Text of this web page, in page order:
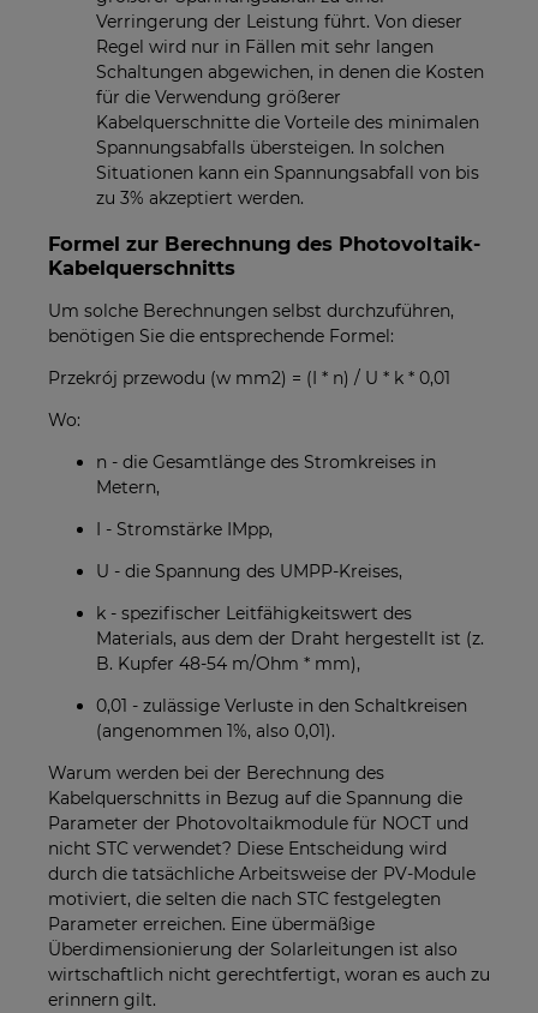
Verringerung der Leistung führt. Von dieser
Regel wird nur in Fällen mit sehr langen
Schaltungen abgewichen, in denen die Kosten
für die Verwendung größerer
Kabelquerschnitte die Vorteile des minimalen
Spannungsabfalls übersteigen. In solchen
Situationen kann ein Spannungsabfall von bis
zu 3% akzeptiert werden.
Formel zur Berechnung des Photovoltaik-
Kabelquerschnitts
Um solche Berechnungen selbst durchzuführen,
benötigen Sie die entsprechende Formel:
Przekrój przewodu (w mm2) = (I * n) / U * k * 0,01
Wo:
n - die Gesamtlänge des Stromkreises in
Metern,
I - Stromstärke IMpp,
U - die Spannung des UMPP-Kreises,
k - spezifischer Leitfähigkeitswert des
Materials, aus dem der Draht hergestellt ist (z.
B. Kupfer 48-54 m/Ohm * mm),
0,01 - zulässige Verluste in den Schaltkreisen
(angenommen 1%, also 0,01).
Warum werden bei der Berechnung des
Kabelquerschnitts in Bezug auf die Spannung die
Parameter der Photovoltaikmodule für NOCT und
nicht STC verwendet? Diese Entscheidung wird
durch die tatsächliche Arbeitsweise der PV-Module
motiviert, die selten die nach STC festgelegten
Parameter erreichen. Eine übermäßige
Überdimensionierung der Solarleitungen ist also
wirtschaftlich nicht gerechtfertigt, woran es auch zu
erinnern gilt.